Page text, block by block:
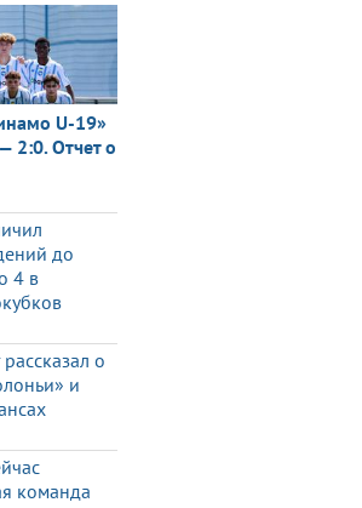
U-19»
2:0. Отчет о
до
4 в
о
и
команда